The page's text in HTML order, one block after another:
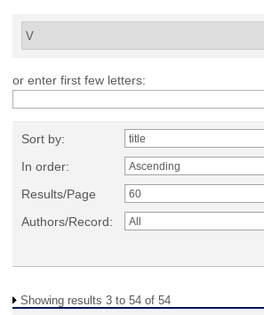
or enter first few letters:
Sort by:
In order:
Results/Page
Authors/Record:
Showing results 3 to 54 of 54